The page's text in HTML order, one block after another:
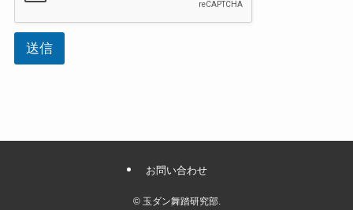
送信
お問い合わせ
©玉ダン舞踏研究部.